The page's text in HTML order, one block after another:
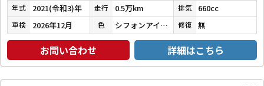
年式 2021(令和3)年 走行 0.5万km 排気 660cc
車検 2026年12月 色 シフォンアイボリーメタリック 修復 無
お問い合わせ 詳細はこちら